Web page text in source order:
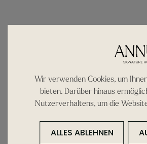
Wir verwenden Cookies, um
bieten. Darüber hinaus
Nutzerverhaltens, um die
ALLES ABLEHNEN